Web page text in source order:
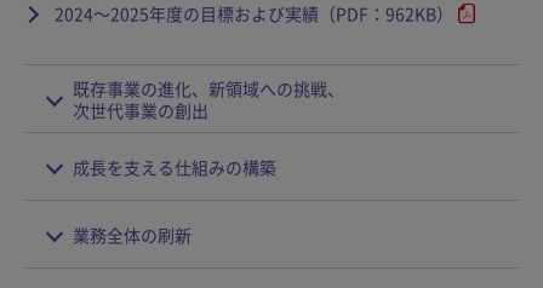
2024～2025年度の目標および実績（PDF：962KB）
既存事業の進化、新領域への挑戦、
次世代事業の創出
成長を支える仕組みの構築
業務全体の刷新